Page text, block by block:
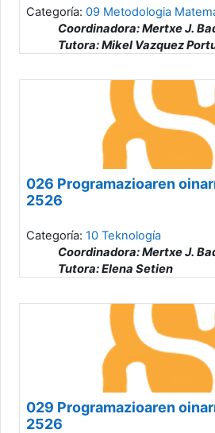
Profesor: Saioa Zabala
Profesor: Estibaliz
Profesor: Maitane Zuluaga
Categoría: 09 Metodologia
Coordinadora: Mertxe J.
Tutora: Mikel Vazquez
026 Programazioaren
2526
Categoría: 10 Teknología
Coordinadora: Mertxe J.
Tutora: Elena Setien
029 Programazioaren
2526